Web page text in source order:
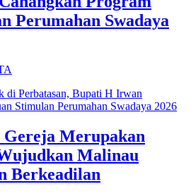
Perumahan Swadaya
Merupakan
Malinau
Berkeadilan